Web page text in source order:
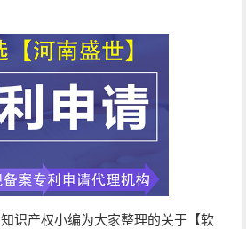
识产权小编为大家整理的关于【软